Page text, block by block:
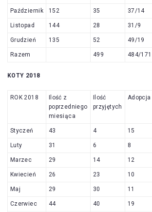
Październik 152 35 37/14
Listopad 144 28 31/9
Grudzień 135 52 49/19
Razem 499 484/171
KOTY 2018
ROK 2018
Ilość z
poprzedniego
miesiąca
Ilość
przyjętych
Adopcja
Styczeń 43 4 15
Luty 31 6 8
Marzec 29 14 12
Kwiecień 26 23 10
Maj 29 30 11
Czerwiec 44 40 19